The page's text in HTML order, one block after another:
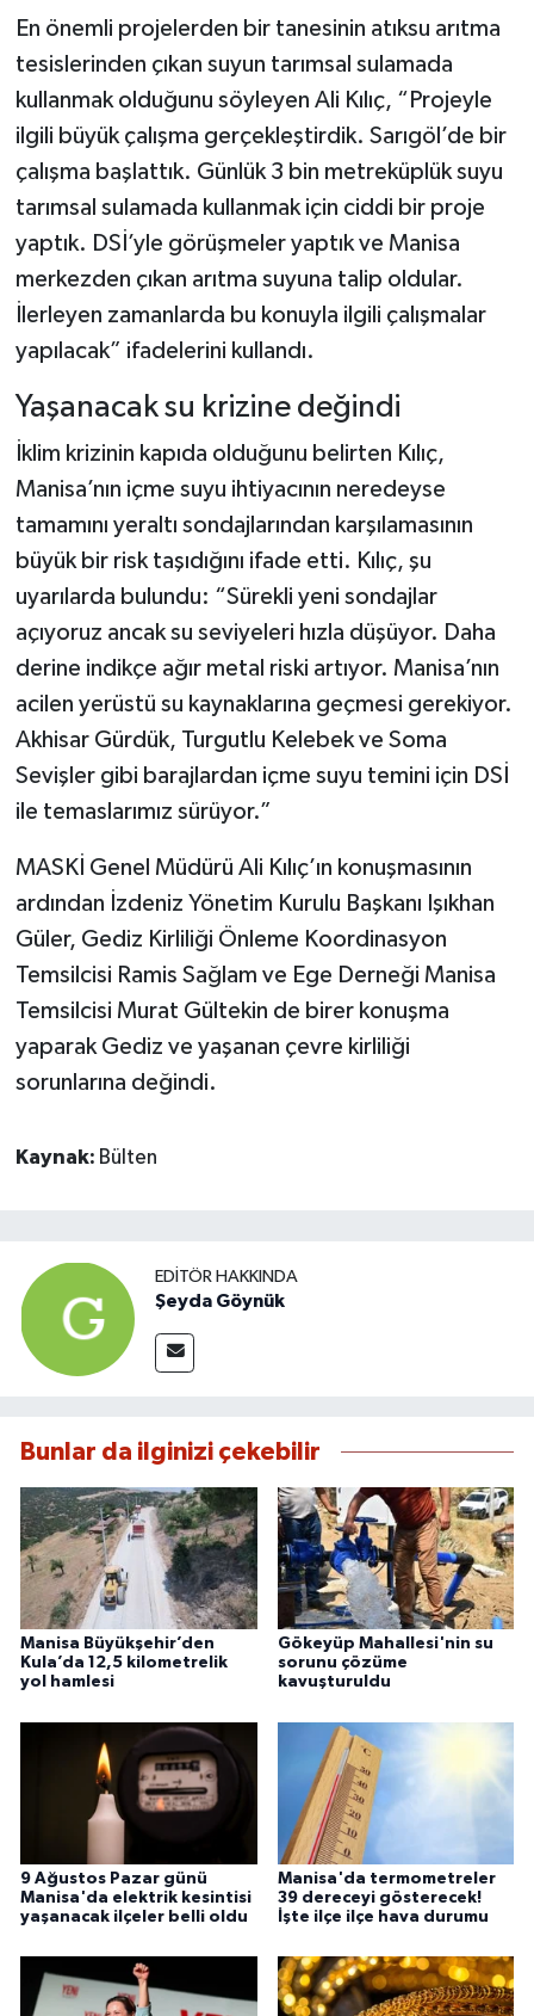
En önemli projelerden bir tanesinin atıksu arıtma
tesislerinden çıkan suyun tarımsal sulamada
kullanmak olduğunu söyleyen Ali Kılıç, “Projeyle
ilgili büyük çalışma gerçekleştirdik. Sarıgöl’de bir
çalışma başlattık. Günlük 3 bin metreküplük suyu
tarımsal sulamada kullanmak için ciddi bir proje
yaptık. DSİ’yle görüşmeler yaptık ve Manisa
merkezden çıkan arıtma suyuna talip oldular.
İlerleyen zamanlarda bu konuyla ilgili çalışmalar
yapılacak” ifadelerini kullandı.
Yaşanacak su krizine değindi
İklim krizinin kapıda olduğunu belirten Kılıç,
Manisa’nın içme suyu ihtiyacının neredeyse
tamamını yeraltı sondajlarından karşılamasının
büyük bir risk taşıdığını ifade etti. Kılıç, şu
uyarılarda bulundu: “Sürekli yeni sondajlar
açıyoruz ancak su seviyeleri hızla düşüyor. Daha
derine indikçe ağır metal riski artıyor. Manisa’nın
acilen yerüstü su kaynaklarına geçmesi gerekiyor.
Akhisar Gürdük, Turgutlu Kelebek ve Soma
Sevişler gibi barajlardan içme suyu temini için DSİ
ile temaslarımız sürüyor.”
MASKİ Genel Müdürü Ali Kılıç’ın konuşmasının
ardından İzdeniz Yönetim Kurulu Başkanı Işıkhan
Güler, Gediz Kirliliği Önleme Koordinasyon
Temsilcisi Ramis Sağlam ve Ege Derneği Manisa
Temsilcisi Murat Gültekin de birer konuşma
yaparak Gediz ve yaşanan çevre kirliliği
sorunlarına değindi.
Kaynak: Bülten
EDITÖR HAKKINDA
Şeyda Göynük
Bunlar da ilginizi çekebilir
Manisa Büyükşehir’den
Kula’da 12,5 kilometrelik
yol hamlesi
Gökeyüp Mahallesi'nin su
sorunu çözüme
kavuşturuldu
9 Ağustos Pazar günü
Manisa'da elektrik kesintisi
yaşanacak ilçeler belli oldu
Manisa'da termometreler
39 dereceyi gösterecek!
İşte ilçe ilçe hava durumu